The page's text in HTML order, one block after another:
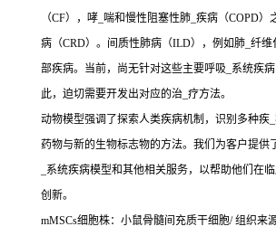
（CF），哮_喘和慢性阻塞性肺_疾病（COPD
病（CRD）。间质性肺病（ILD），例如肺_纤
部疾病。当前，尚无针对这些主要呼吸_系统疾
此，迫切需要开发出对应的治_疗方法。
动物模型强调了探索人类疾病机制，识别多种疾
药物与新的生物标志物的方法。我们为客户提供
_系统疾病模型和其他相关服务，以帮助他们在
创新。
mMSCs细胞株：小鼠骨髓间充质干细胞/ 组织来